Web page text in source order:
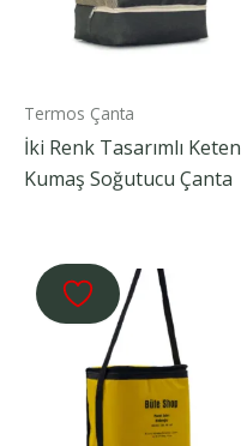
Termos Çanta
İki Renk Tasarımlı Keten
Kumaş Soğutucu Çanta